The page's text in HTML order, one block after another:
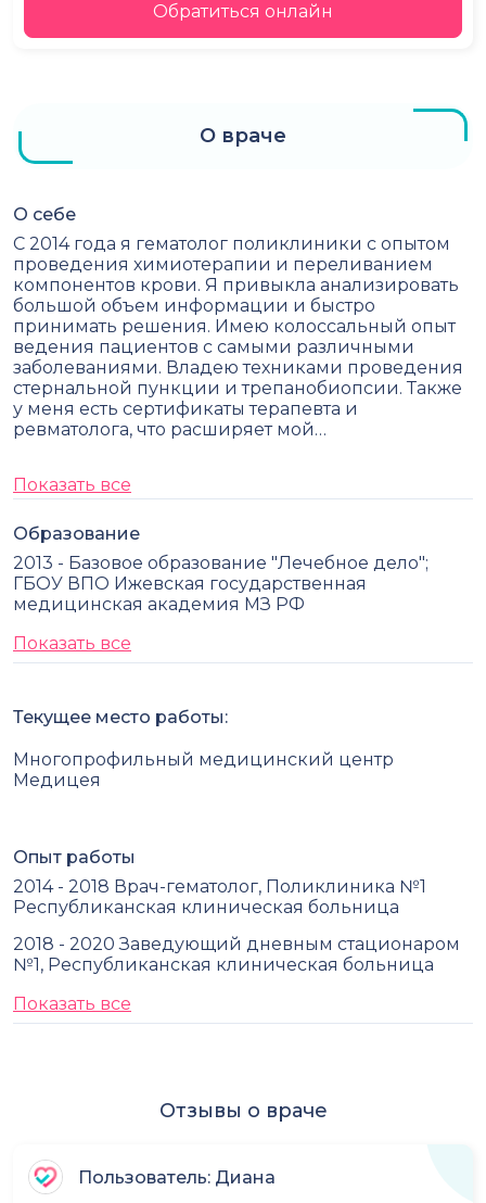
Обратиться онлайн
О враче
О себе
С 2014 года я гематолог поликлиники с опытом
проведения химиотерапии и переливанием
компонентов крови. Я привыкла анализировать
большой объем информации и быстро
принимать решения. Имею колоссальный опыт
ведения пациентов с самыми различными
заболеваниями. Владею техниками проведения
стернальной пункции и трепанобиопсии. Также
у меня есть сертификаты терапевта и
ревматолога, что расширяет мой…
Показать все
Образование
2013 - Базовое образование "Лечебное дело";
ГБОУ ВПО Ижевская государственная
медицинская академия МЗ РФ
Показать все
Текущее место работы:
Многопрофильный медицинский центр
Медицея
Опыт работы
2014 - 2018 Врач-гематолог, Поликлиника №1
Республиканская клиническая больница
2018 - 2020 Заведующий дневным стационаром
№1, Республиканская клиническая больница
Показать все
Отзывы о враче
Пользователь: Диана